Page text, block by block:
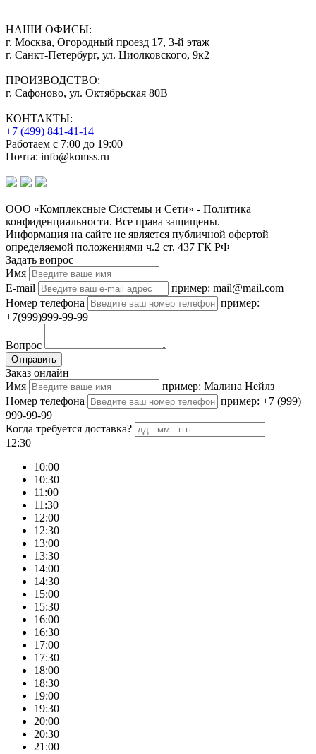
НАШИ ОФИСЫ:
г. Москва, Огородный проезд 17, 3-й этаж
г. Санкт-Петербург, ул. Циолковского, 9к2
ПРОИЗВОДСТВО:
г. Сафоново, ул. Октябрьская 80В
КОНТАКТЫ:
+7 (499) 841-41-14
Работаем с 7:00 до 19:00
Почта: info@komss.ru
ООО «Комплексные Системы и Сети» - Политика
конфиденциальности. Все права защищены.
Информация на сайте не является публичной офертой
определяемой положениями ч.2 ст. 437 ГК РФ
Задать вопрос
Имя
E-mail
пример: mail@mail.com
Номер телефона
пример:
+7(999)999-99-99
Вопрос
Отправить
Заказ онлайн
Имя
пример: Малина Нейлз
Номер телефона
пример: +7 (999)
999-99-99
Когда требуется доставка?
12:30
10:00
10:30
11:00
11:30
12:00
12:30
13:00
13:30
14:00
14:30
15:00
15:30
16:00
16:30
17:00
17:30
18:00
18:30
19:00
19:30
20:00
20:30
21:00